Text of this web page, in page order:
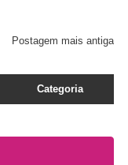
Postagem mais antiga
Categoria